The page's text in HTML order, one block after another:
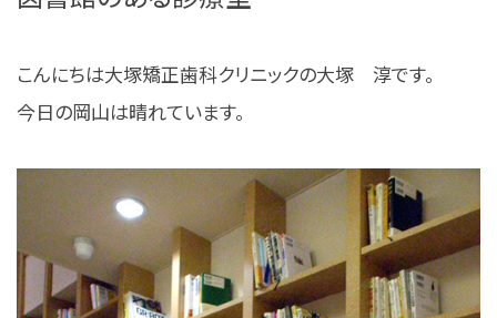
こんにちは大塚矯正歯科クリニックの大塚 淳です。
今日の岡山は晴れています。